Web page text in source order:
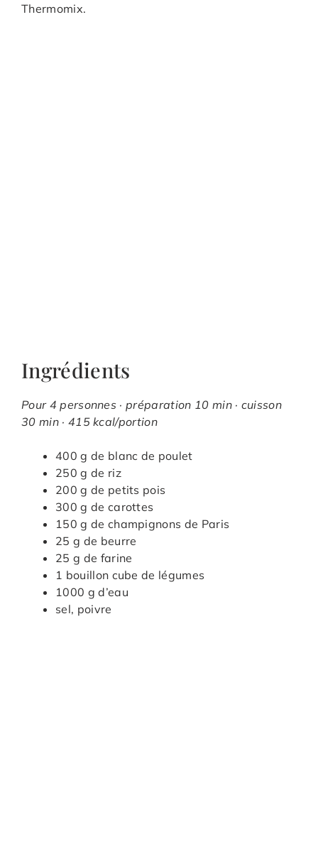
Thermomix.
Ingrédients
Pour 4 personnes · préparation 10 min · cuisson
30 min · 415 kcal/portion
400 g de blanc de poulet
250 g de riz
200 g de petits pois
300 g de carottes
150 g de champignons de Paris
25 g de beurre
25 g de farine
1 bouillon cube de légumes
1000 g d’eau
sel, poivre